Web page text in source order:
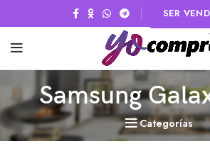
SER
Samsung
Categorías